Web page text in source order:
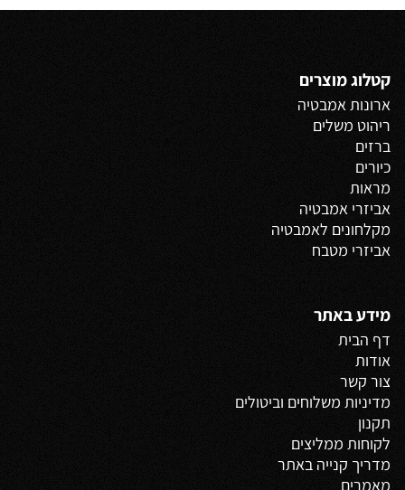
קטלוג מוצרים
ארונות אמבטיה
ריהוט משלים
ברזים
כיורים
מראות
אביזרי אמבטיה
מקלחונים לאמבטיה
אביזרי מטבח
מידע באתר
דף הבית
אודות
צור קשר
מדיניות משלוחים וביטולים
תקנון
לקוחות ממליצים
מדריך קנייה באתר
מאמרים